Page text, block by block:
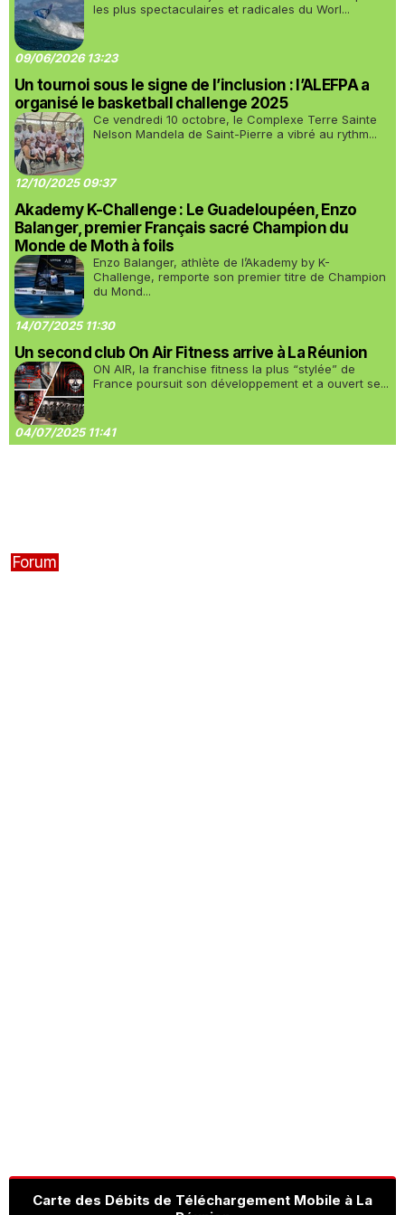
les plus spectaculaires et radicales du Worl...
09/06/2026 13:23
Un tournoi sous le signe de l’inclusion : l’ALEFPA a
organisé le basketball challenge 2025
Ce vendredi 10 octobre, le Complexe Terre Sainte
Nelson Mandela de Saint-Pierre a vibré au rythm...
12/10/2025 09:37
Akademy K-Challenge : Le Guadeloupéen, Enzo
Balanger, premier Français sacré Champion du
Monde de Moth à foils
Enzo Balanger, athlète de l’Akademy by K-
Challenge, remporte son premier titre de Champion
du Mond...
14/07/2025 11:30
Un second club On Air Fitness arrive à La Réunion
ON AIR, la franchise fitness la plus “stylée” de
France poursuit son développement et a ouvert se...
04/07/2025 11:41
Forum
Carte des Débits de Téléchargement Mobile à La